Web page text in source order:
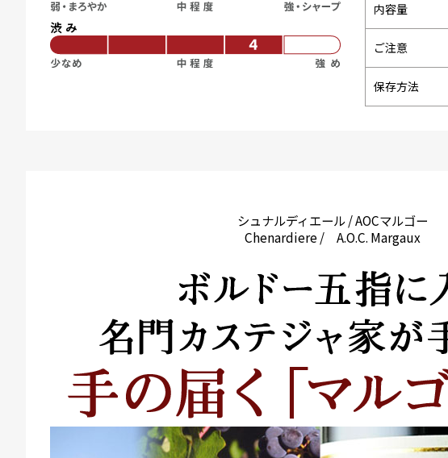
渋み
内容量
ご注意
保存方法
シュナルディエール / AOCマルゴー
Chenardiere / A.O.C. Margaux